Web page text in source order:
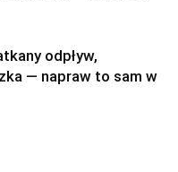
odpływ,
— napraw to sam w